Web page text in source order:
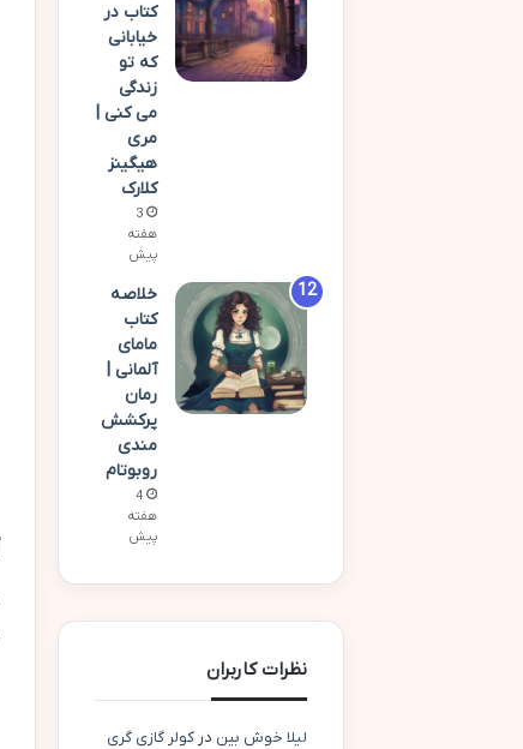
کتاب در
خیابانی
که تو
زندگی
می کنی |
مری
هیگینز
کلارک
3
هفته
پیش
خلاصه
کتاب
مامای
آلمانی |
رمان
پرکشش
مندی
روبوتام
4
هفته
پیش
نظرات کاربران
لیلا خوش بین درکولر گازی گری